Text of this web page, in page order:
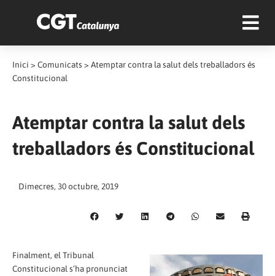
Inici > Comunicats > Atemptar contra la salut dels treballadors és
Constitucional
Atemptar contra la salut dels
treballadors és Constitucional
Dimecres, 30 octubre, 2019
Finalment, el Tribunal
Constitucional s’ha pronunciat